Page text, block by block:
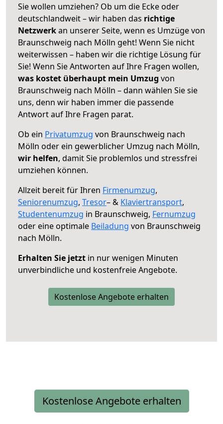
Sie wollen umziehen? Ob um die Ecke oder
deutschlandweit – wir haben das richtige
Netzwerkan unserer Seite, wenn es Umzüge von
Braunschweig nach Mölln geht! Wenn Sie nicht
weiterwissen – haben wir die richtige Lösung für
Sie! Wenn Sie Antworten auf Ihre Fragen wollen,
was kostet überhaupt mein Umzug von
Braunschweig nach Mölln – dann wählen Sie sie
uns, denn wir haben immer die passende
Antwort auf Ihre Fragen parat.
Ob ein Privatumzug von Braunschweig nach
Mölln oder ein gewerblicher Umzug nach Mölln,
wir helfen, damit Sie problemlos und stressfrei
umziehen können.
Allzeit bereit für Ihren Firmenumzug,
Seniorenumzug, Tresor– & Klaviertransport,
Studentenumzug in Braunschweig, Fernumzug
oder eine optimale Beiladung von Braunschweig
nach Mölln.
Erhalten Sie jetzt in nur wenigen Minuten
unverbindliche und kostenfreie Angebote.
Kostenlose Angebote erhalten
Kostenlose Angebote erhalten